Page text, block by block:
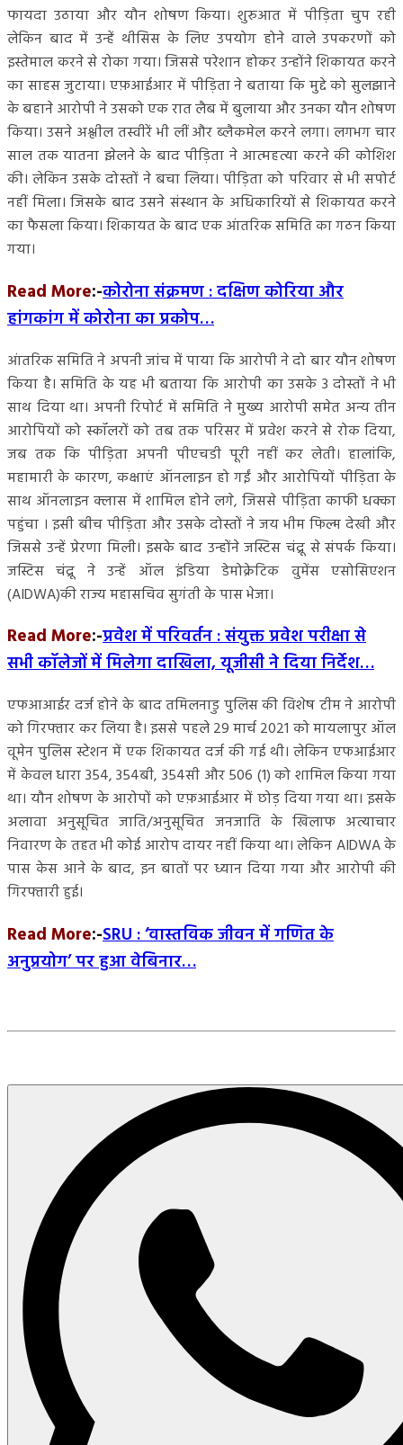
फायदा उठाया और यौन शोषण किया। शुरुआत में पीड़िता चुप रही
लेकिन बाद में उन्हें थीसिस के लिए उपयोग होने वाले उपकरणों को
इस्तेमाल करने से रोका गया। जिससे परेशान होकर उन्होंने शिकायत करने
का साहस जुटाया। एफ़आईआर में पीड़िता ने बताया कि मुद्दे को सुलझाने
के बहाने आरोपी ने उसको एक रात लैब में बुलाया और उनका यौन शोषण
किया। उसने अश्लील तस्वीरें भी लीं और ब्लैकमेल करने लगा। लगभग चार
साल तक यातना झेलने के बाद पीड़िता ने आत्महत्या करने की कोशिश
की। लेकिन उसके दोस्तों ने बचा लिया। पीड़िता को परिवार से भी सपोर्ट
नहीं मिला। जिसके बाद उसने संस्थान के अधिकारियों से शिकायत करने
का फैसला किया। शिकायत के बाद एक आंतरिक समिति का गठन किया
गया।
Read More:-कोरोना संक्रमण : दक्षिण कोरिया और
हांगकांग में कोरोना का प्रकोप…
आंतरिक समिति ने अपनी जांच में पाया कि आरोपी ने दो बार यौन शोषण
किया है। समिति के यह भी बताया कि आरोपी का उसके 3 दोस्तों ने भी
साथ दिया था। अपनी रिपोर्ट में समिति ने मुख्य आरोपी समेत अन्य तीन
आरोपियों को स्कॉलरों को तब तक परिसर में प्रवेश करने से रोक दिया,
जब तक कि पीड़िता अपनी पीएचडी पूरी नहीं कर लेती। हालांकि,
महामारी के कारण, कक्षाएं ऑनलाइन हो गईं और आरोपियों पीड़िता के
साथ ऑनलाइन क्लास में शामिल होने लगे, जिससे पीड़िता काफी धक्का
पहुंचा । इसी बीच पीड़िता और उसके दोस्तों ने जय भीम फिल्म देखी और
जिससे उन्हें प्रेरणा मिली। इसके बाद उन्होंने जस्टिस चंद्रू से संपर्क किया।
जस्टिस चंद्रू ने उन्हें ऑल इंडिया डेमोक्रेटिक वुमेंस एसोसिएशन
(AIDWA)की राज्य महासचिव सुगंती के पास भेजा।
Read More:-प्रवेश में परिवर्तन : संयुक्त प्रवेश परीक्षा से
सभी कॉलेजों में मिलेगा दाखिला, यूजीसी ने दिया निर्देश…
एफआआईर दर्ज होने के बाद तमिलनाडु पुलिस की विशेष टीम ने आरोपी
को गिरफ्तार कर लिया है। इससे पहले 29 मार्च 2021 को मायलापुर ऑल
वूमेन पुलिस स्टेशन में एक शिकायत दर्ज की गई थी। लेकिन एफआईआर
में केवल धारा 354, 354बी, 354सी और 506 (1) को शामिल किया गया
था। यौन शोषण के आरोपों को एफ़आईआर में छोड़ दिया गया था। इसके
अलावा अनुसूचित जाति/अनुसूचित जनजाति के खिलाफ अत्याचार
निवारण के तहत भी कोई आरोप दायर नहीं किया था। लेकिन AIDWA के
पास केस आने के बाद, इन बातों पर ध्यान दिया गया और आरोपी की
गिरफ्तारी हुई।
Read More:-SRU : ‘वास्तविक जीवन में गणित के
अनुप्रयोग’ पर हुआ वेबिनार…